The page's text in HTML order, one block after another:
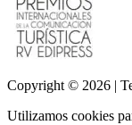
Copyright © 2026 |
Utilizamos cookies